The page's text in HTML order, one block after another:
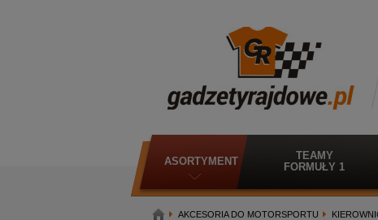
ASORTYMENT
TEAMY
FORMUŁY 1
AKCESORIA DO MOTORSPORTU